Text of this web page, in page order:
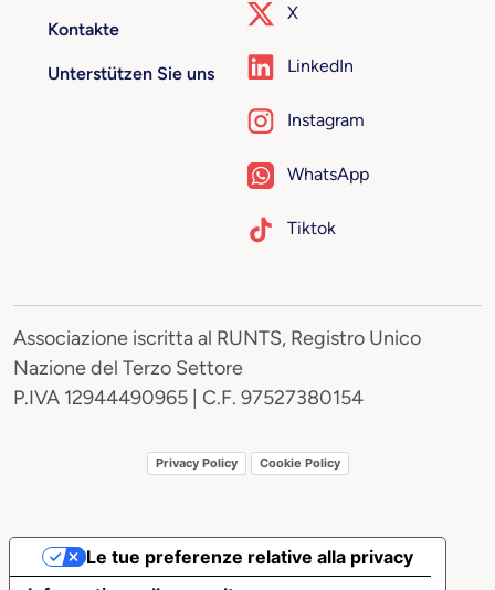
Kontakte
Unterstützen Sie uns
X
LinkedIn
Instagram
WhatsApp
Tiktok
Associazione iscritta al RUNTS, Registro Unico
Nazione del Terzo Settore
P.IVA 12944490965 | C.F. 97527380154
Privacy Policy Cookie Policy
Le tue preferenze relative alla privacy